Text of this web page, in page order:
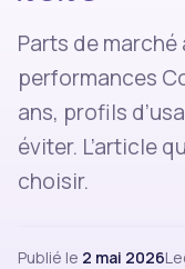
Parts de
performances
ans, profils
éviter. L’article
choisir.
Publié le 2 mai 2026